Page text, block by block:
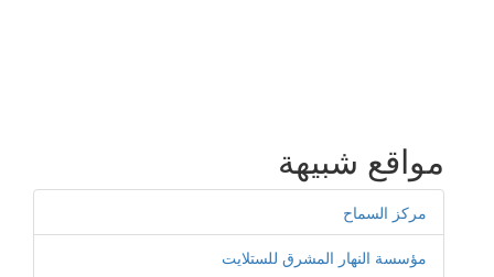
مواقع شبيهة
مركز السماح
مؤسسة النهار المشرق للستلايت